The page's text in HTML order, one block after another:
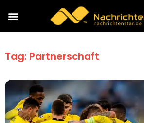
Tag: Partnerschaft